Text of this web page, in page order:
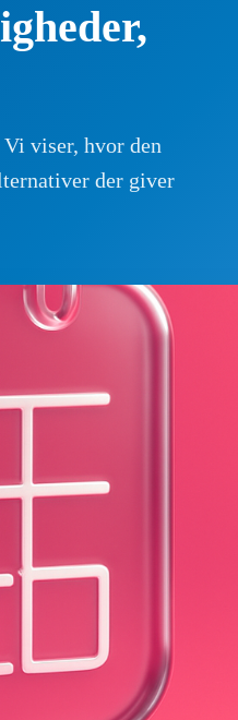
viser, hvor den
der giver